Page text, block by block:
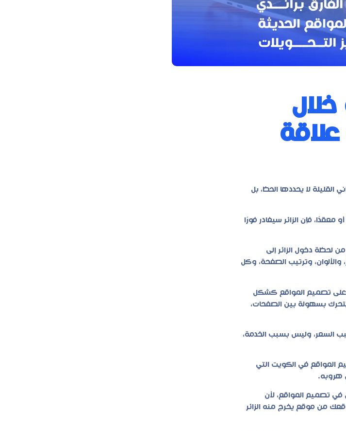
لا يحددها الحظ، بل
فإن الزائر سيغادر فورًا
لحظة دخول الزائر إلى
وترتيب الصفحة، وكل
على تصميم المواقع كشكل
بسهولة بين الصفحات،
السعر، وليس بسبب الخدمة،
المواقع في الكويت التي
هروبه.
تصميم المواقع، لأن
من موقع يخرج منه الزائر